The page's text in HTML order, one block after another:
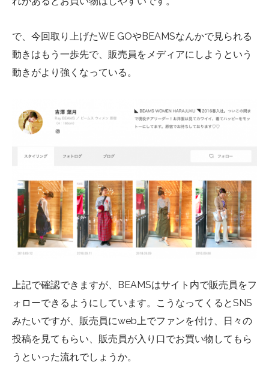
で、今回取り上げたWE GOやBEAMSなんかで見られる
動きはもう一歩先で、販売員をメディアにしようという
動きがより強くなっている。
上記で確認できますが、 BEAMSはサイト内で販売員をフ
ォローできるようにしています。こうなってくるとSNS
みたいですが、販売員にweb 上でファンを付け、日々の
投稿を見てもらい、販売員が入り口でお買い物してもら
うといった流れでしょうか。